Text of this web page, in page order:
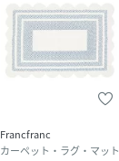
Francfranc
カーペット・ラグ・マット